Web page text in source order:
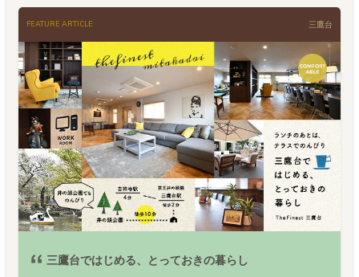
FEATURE ARTICLE 三鷹台
三鷹台ではじめる、とっておきの暮らし